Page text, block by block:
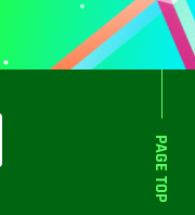
PAGE TOP